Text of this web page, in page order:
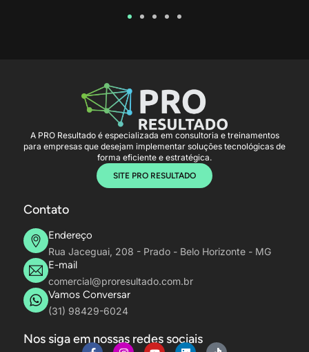
A PRO Resultado é especializada em consultoria e treinamentos
para empresas que desejam implementar soluções tecnológicas de
forma eficiente e estratégica.
SITE PRO RESULTADO
Contato
Endereço
Rua Jaceguai, 208 - Prado - Belo Horizonte - MG
E-mail
comercial@proresultado.com.br
Vamos Conversar
(31) 98429-6024
Nos siga em nossas redes sociais